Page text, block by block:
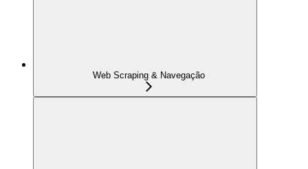
Web Scraping & Navegação